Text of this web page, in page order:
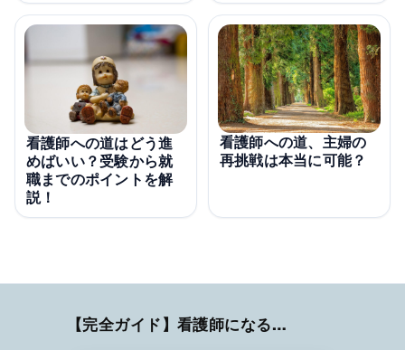
看護師への道はどう進
めばいい？受験から就
職までのポイントを解
説！
看護師への道、主婦の
再挑戦は本当に可能？
【完全ガイド】看護師になるまでのステップ＆スケジュール